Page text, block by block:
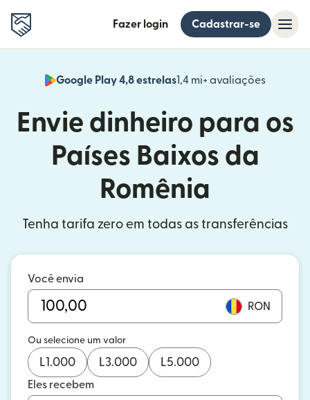
Fazer login Cadastrar-se
Google Play 4,8 estrelas1,4 mi+ avaliações
(abre
Envie dinheiro para os
Países Baixos da
Romênia
Tenha tarifa zero em todas as transferências
Você envia
RON
Ou selecione um valor
L1.000 L3.000 L5.000
Eles recebem